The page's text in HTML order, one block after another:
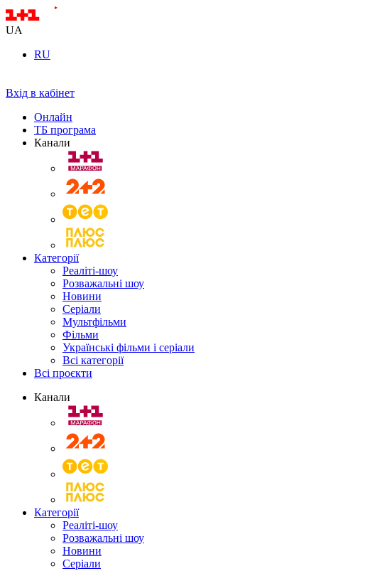
UA
RU
Вхід в кабінет
Онлайн
ТБ програма
Канали
Категорії
Реаліті-шоу
Розважальні шоу
Новини
Серіали
Мультфільми
Фільми
Українські фільми і серіали
Всі категорії
Всі проєкти
Канали
Категорії
Реаліті-шоу
Розважальні шоу
Новини
Серіали